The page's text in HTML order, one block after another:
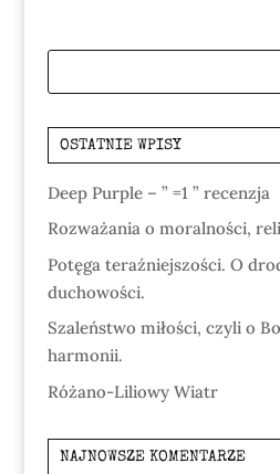
OSTATNIE WPISY
Deep Purple – ” =1 ” recenzja
Rozważania o moralności,
Potęga teraźniejszości. O
duchowości.
Szaleństwo miłości, czyli o
harmonii.
Różano-Liliowy Wiatr
NAJNOWSZE KOMENTARZE